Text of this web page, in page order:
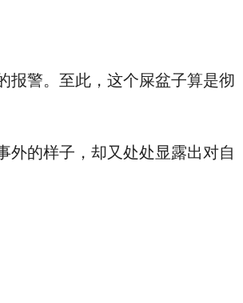
警。至此，这个屎盆子算是彻
的样子，却又处处显露出对自